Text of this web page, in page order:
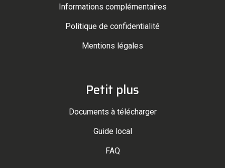
Informations complémentaires
Politique de confidentialité
Mentions légales
Petit plus
Documents à télécharger
Guide local
FAQ